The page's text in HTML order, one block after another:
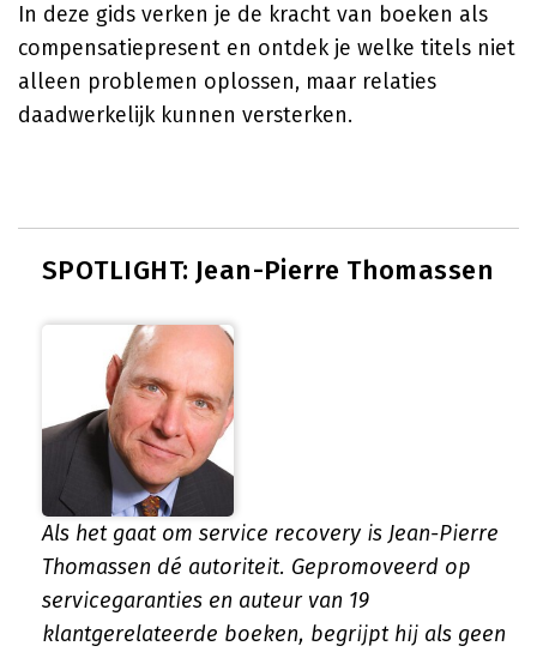
In deze gids verken je de kracht van boeken als
compensatiepresent en ontdek je welke titels niet
alleen problemen oplossen, maar relaties
daadwerkelijk kunnen versterken.
SPOTLIGHT: Jean-Pierre Thomassen
Als het gaat om service recovery is Jean-Pierre
Thomassen dé autoriteit. Gepromoveerd op
servicegaranties en auteur van 19
klantgerelateerde boeken, begrijpt hij als geen